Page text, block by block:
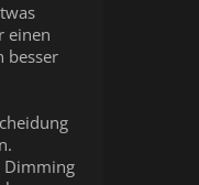
einen
besser
Dimming